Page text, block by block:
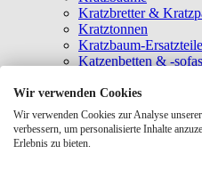
Kratzbretter &
Kratztonnen
Kratzbaum-Ersatzteile
Katzenbetten & -sofas
Katzenhäuser
Hängematten &
Katzendecken & -
Baldrian- &
Wir verwenden Cookies
Wir verwenden Cookies zur Analyse
verbessern, um personalisierte Inhalte
Erlebnis zu bieten.